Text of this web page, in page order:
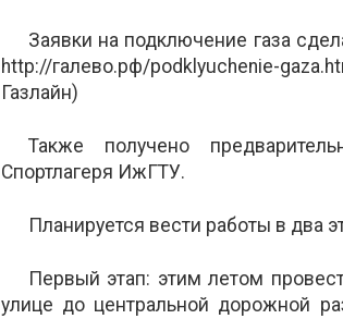
Заявки на подключение газа
http://галево.рф/podklyuchenie-
Газлайн)
Также получено
Спортлагеря ИжГТУ.
Планируется вести работы в два
Первый этап: этим летом
улице до центральной дорожной